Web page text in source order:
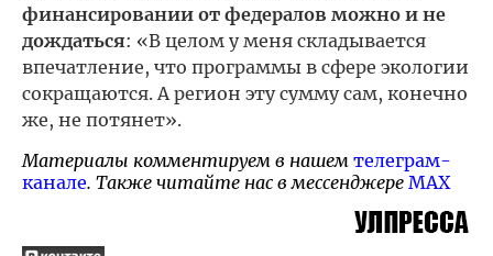
финансировании от федералов можно и не
дождаться: «В целом у меня складывается
впечатление, что программы в сфере экологии
сокращаются. А регион эту сумму сам, конечно
же, не потянет».
Материалы комментируем в нашем телеграм-
канале. Также читайте нас в мессенджере MAX